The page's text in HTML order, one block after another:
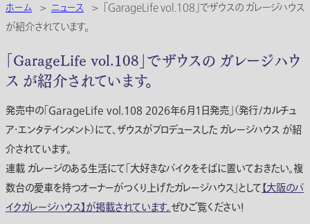
ホーム > ニュース >
「GarageLife vol.108」でザウスの ガレージハウス
が紹介されています。
「GarageLife vol.108」でザウスの ガレージハウ
ス が紹介されています。
発売中の「GarageLife vol.108 2026年6月1日発売」（発行/カルチュ
ア・エンタテインメント）にて、ザウスがプロデュースした ガレージハウス が紹
介されています。
連載 ガレージのある生活にて「大好きなバイクをそばに置いておきたい。複
数台の愛車を持つオーナーがつくり上げたガレージハウス」として【大阪のバ
イクガレージハウス】が掲載されています。ぜひご覧ください！